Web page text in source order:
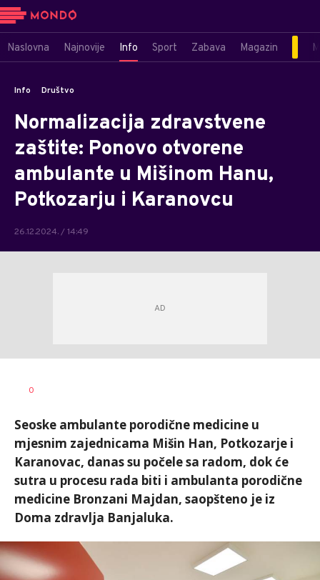
Naslovna Najnovije Info Sport Zabava Magazin
Info Društvo
Normalizacija zdravstvene
zaštite: Ponovo otvorene
ambulante u Mišinom Hanu,
Potkozarju i Karanovcu
26.12.2024. / 14:49
AUTOR
0
Seoske ambulante porodične medicine u
mjesnim zajednicama Mišin Han, Potkozarje i
Karanovac, danas su počele sa radom, dok će
sutra u procesu rada biti i ambulanta porodične
medicine Bronzani Majdan, saopšteno je iz
Doma zdravlja Banjaluka.